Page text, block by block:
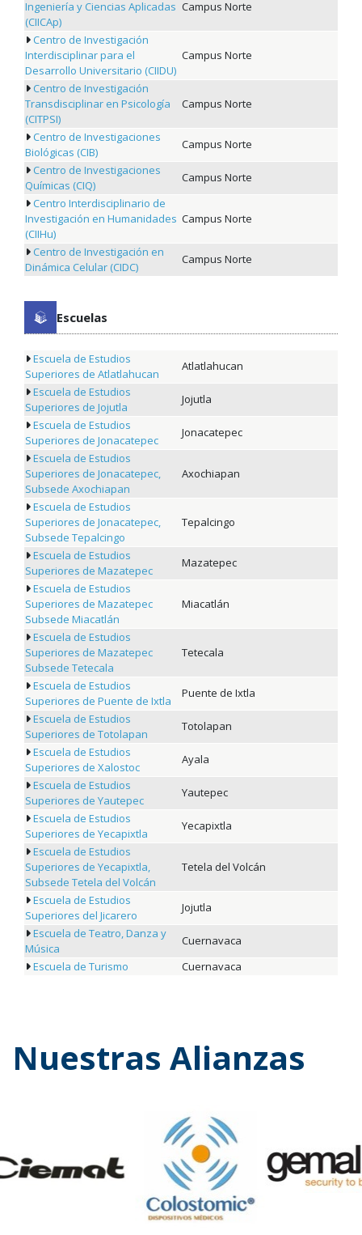
Ingeniería y Ciencias Aplicadas
(CIICAp)
Campus Norte
Centro de Investigación
Interdisciplinar para el
Desarrollo Universitario (CIIDU)
Campus Norte
Centro de Investigación
Transdisciplinar en Psicología
(CITPSI)
Campus Norte
Centro de Investigaciones
Biológicas (CIB)
Campus Norte
Centro de Investigaciones
Químicas (CIQ)
Campus Norte
Centro Interdisciplinario de
Investigación en Humanidades
(CIIHu)
Campus Norte
Centro de Investigación en
Dinámica Celular (CIDC)
Campus Norte
Escuelas
Escuela de Estudios
Superiores de Atlatlahucan
Atlatlahucan
Escuela de Estudios
Superiores de Jojutla
Jojutla
Escuela de Estudios
Superiores de Jonacatepec
Jonacatepec
Escuela de Estudios
Superiores de Jonacatepec,
Subsede Axochiapan
Axochiapan
Escuela de Estudios
Superiores de Jonacatepec,
Subsede Tepalcingo
Tepalcingo
Escuela de Estudios
Superiores de Mazatepec
Mazatepec
Escuela de Estudios
Superiores de Mazatepec
Subsede Miacatlán
Miacatlán
Escuela de Estudios
Superiores de Mazatepec
Subsede Tetecala
Tetecala
Escuela de Estudios
Superiores de Puente de Ixtla
Puente de Ixtla
Escuela de Estudios
Superiores de Totolapan
Totolapan
Escuela de Estudios
Superiores de Xalostoc
Ayala
Escuela de Estudios
Superiores de Yautepec
Yautepec
Escuela de Estudios
Superiores de Yecapixtla
Yecapixtla
Escuela de Estudios
Superiores de Yecapixtla,
Subsede Tetela del Volcán
Tetela del Volcán
Escuela de Estudios
Superiores del Jicarero
Jojutla
Escuela de Teatro, Danza y
Música
Cuernavaca
Escuela de Turismo
Cuernavaca
Nuestras Alianzas